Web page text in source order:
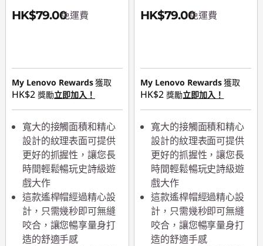
HK$79.00免運費
My Lenovo Rewards獲取
HK$2 獎勵立即加入！
寬大的接觸面積和精心
設計的紋理表面可提供
更好的抓握性，讓您長
時間輕鬆暢玩史詩級遊
戲大作
這款遙桿帽經過精心設
計，只需幾秒即可無縫
咬合，讓您暢享量身打
造的舒適手感
HK$79.00免運費
My Lenovo Rewards獲取
HK$2 獎勵立即加入！
寬大的接觸面積和精心
設計的紋理表面可提供
更好的抓握性，讓您長
時間輕鬆暢玩史詩級遊
戲大作
這款遙桿帽經過精心設
計，只需幾秒即可無縫
咬合，讓您暢享量身打
造的舒適手感